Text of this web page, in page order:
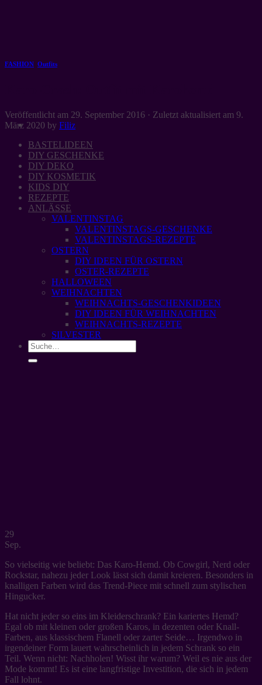
BASTELIDEEN
DIY GESCHENKE
DIY DEKO
DIY KOSMETIK
KIDS DIY
REZEPTE
ANLÄSSE
VALENTINSTAG
VALENTINSTAGS-GESCHENKE
VALENTINSTAGS-REZEPTE
OSTERN
DIY IDEEN FÜR OSTERN
OSTER-REZEPTE
HALLOWEEN
WEIHNACHTEN
WEIHNACHTS-GESCHENKIDEEN
DIY IDEEN FÜR WEIHNACHTEN
WEIHNACHTS-REZEPTE
SILVESTER
FASHION Outfits
Veröffentlicht am 29. September 2016 · Zuletzt aktualisiert am 9.
März 2020 by Filiz
29
Sep.
So vielseitig wie beliebt: Das Karo-Hemd. Ob Cowgirl, Nerd oder
Rockstar, nahezu jeder Look lässt sich damit kreieren. Besonders in
knalligen Farben wird das Trend-Piece mit schnell zum stylischen
Hingucker.
Hat nicht jeder so eins im Kleiderschrank? Ein kariertes Hemd?
Egal ob mit kleinen oder großen Karos, in dezenten oder Knall-
Farben, aus klassischem Flanell oder zarter Seide… Irgendwo in
irgendeiner Form lauert wahrscheinlich in jedem Schrank so ein
Teil. Wenn nicht: Nachholen! Wisst ihr warum? Weil es nie aus der
Mode kommt! Es ist eine langfristige Investition, die sich in jedem
Fall lohnt.